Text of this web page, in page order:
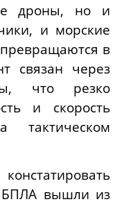
дроны, но и
и морские
в
связан через
что резко
и скорость
БПЛА вышли из